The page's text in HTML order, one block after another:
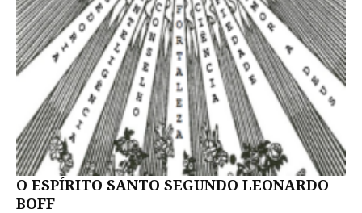
O ESPÍRITO SANTO SEGUNDO LEONARDO
BOFF